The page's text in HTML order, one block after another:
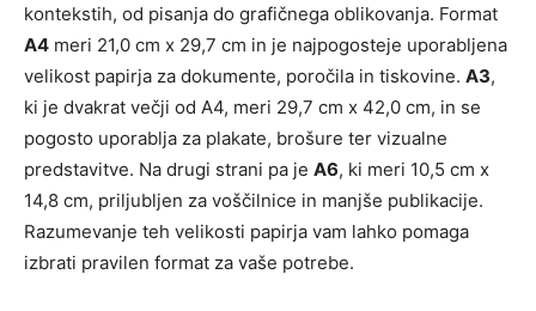
kontekstih, od pisanja do grafičnega oblikovanja. Format
A4 meri 21,0 cm x 29,7 cm in je najpogosteje uporabljena
velikost papirja za dokumente, poročila in tiskovine. A3,
ki je dvakrat večji od A4, meri 29,7 cm x 42,0 cm, in se
pogosto uporablja za plakate, brošure ter vizualne
predstavitve. Na drugi strani pa je A6, ki meri 10,5 cm x
14,8 cm, priljubljen za voščilnice in manjše publikacije.
Razumevanje teh velikosti papirja vam lahko pomaga
izbrati pravilen format za vaše potrebe.